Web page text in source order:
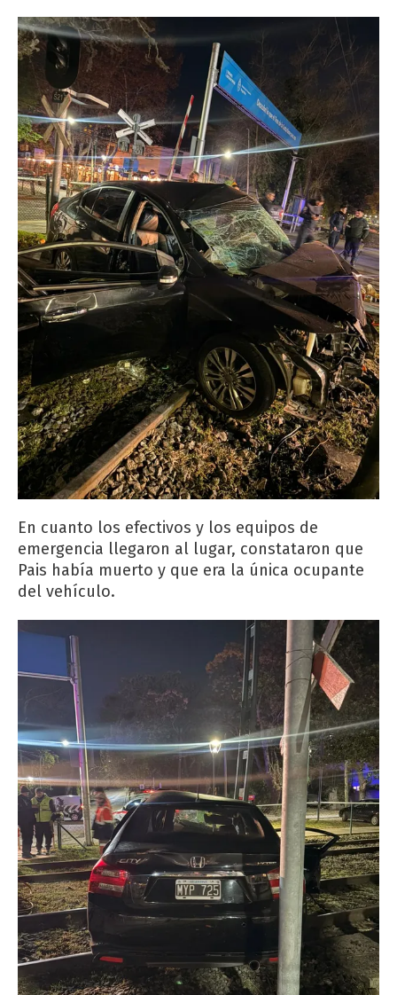
En cuanto los efectivos y los equipos de
emergencia llegaron al lugar, constataron que
Pais había muerto y que era la única ocupante
del vehículo.